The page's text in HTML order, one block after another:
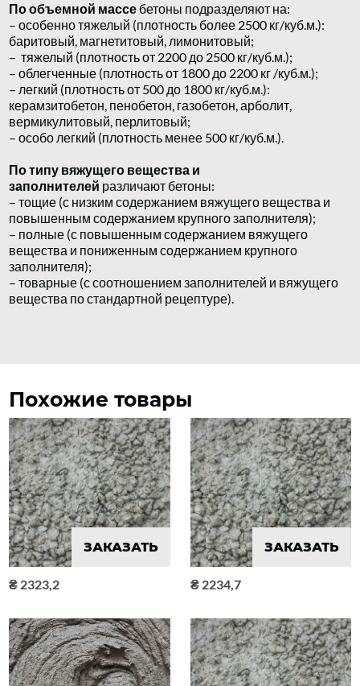
По объемной массебетоны подразделяют на:
– особенно тяжелый (плотность более 2500 кг/куб.м.):
баритовый, магнетитовый, лимонитовый;
– тяжелый (плотность от 2200 до 2500 кг/куб.м.);
– облегченные (плотность от 1800 до 2200 кг /куб.м.);
– легкий (плотность от 500 до 1800 кг/куб.м.):
керамзитобетон, пенобетон, газобетон, арболит,
вермикулитовый, перлитовый;
– особо легкий (плотность менее 500 кг/куб.м.).
По типу вяжущего вещества и
заполнителей различают бетоны:
– тощие (с низким содержанием вяжущего вещества и
повышенным содержанием крупного заполнителя);
– полные (с повышенным содержанием вяжущего
вещества и пониженным содержанием крупного
заполнителя);
– товарные (с соотношением заполнителей и вяжущего
вещества по стандартной рецептуре).
Похожие товары
ЗАКАЗАТЬ
2323,2
ЗАКАЗАТЬ
2234,7